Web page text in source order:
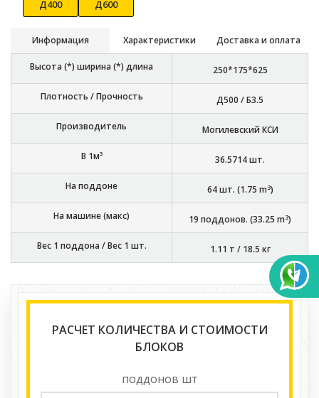
Д400
Д600
Информация Характеристики Доставка и оплата
Высота (*) ширина (*) длина 250*175*625
Плотность / Прочность Д500 / Б3.5
Производитель Могилевский КСИ
В 1м³ 36.5714шт.
На поддоне 64шт. (1.75 m3)
На машине (макс) 19 поддонов. (33.25 m3)
Вес 1 поддона / Вес 1 шт. 1.11 т / 18.5 кг
РАСЧЕТ КОЛИЧЕСТВА И СТОИМОСТИ
БЛОКОВ
поддонов шт